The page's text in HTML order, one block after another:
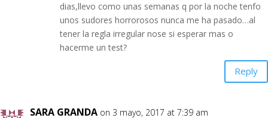
dias,llevo como unas semanas q por la noche tenfo
unos sudores horrorosos nunca me ha pasado…al
tener la regla irregular nose si esperar mas o
hacerme un test?
Reply
SARA GRANDA on 3 mayo, 2017 at 7:39 am